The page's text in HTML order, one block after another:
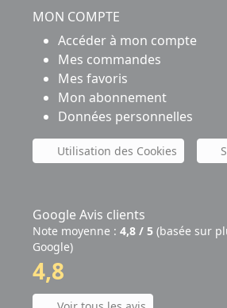
MON COMPTE
Accéder à mon compte
Mes commandes
Mes favoris
Mon abonnement
Données personnelles
Utilisation des Cookies
Google Avis clients
Note moyenne : 4,8 / 5 (basée sur
Google)
4,8